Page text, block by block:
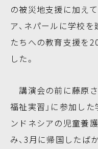
の被災地支援に加え
ア、ネパールに学校
たちへの教育支援を
した。
講演会の前に藤原さ
福祉実習」に参加し
ンドネシアの児童養
み、3月に帰国したば